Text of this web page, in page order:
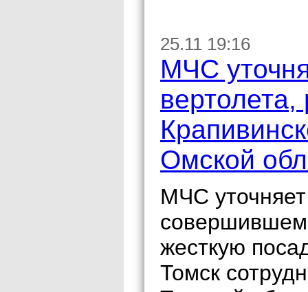
25.11 19:16
МЧС
Омской
МЧС
совершившем
жесткую
Томск